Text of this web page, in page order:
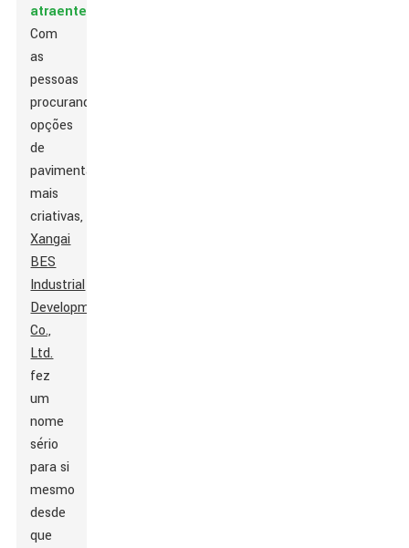
atraente
Com
as
pessoas
procurando
opções
de
pavimentação
mais
criativas,
Xangai
BES
Industrial
Development
Co.,
Ltd.
fez
um
nome
sério
para si
mesmo
desde
que